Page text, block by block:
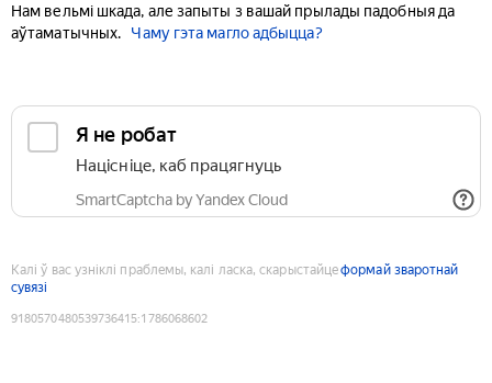
Нам вельмі шкада, але запыты з вашай прылады падобныя да
аўтаматычных.
Чаму гэта магло адбыцца?
Я не робат
Націсніце, каб працягнуць
SmartCaptcha by Yandex Cloud
Калі ў вас узніклі праблемы, калі ласка, скарыстайцеформай зваротнай
сувязі
9180570480539736415:1786068602